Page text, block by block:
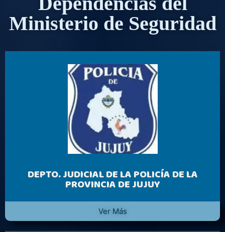
Ministerio de Seguridad
DEPTO. JUDICIAL DE LA POLICÍA DE LA
PROVINCIA DE JUJUY
Ver Más